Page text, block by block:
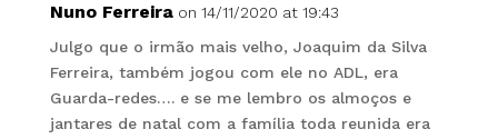
Nuno Ferreira on 14/11/2020 at 19:43
Julgo que o irmão mais velho, Joaquim da Silva
Ferreira, também jogou com ele no ADL, era
Guarda-redes…. e se me lembro os almoços e
jantares de natal com a família toda reunida era